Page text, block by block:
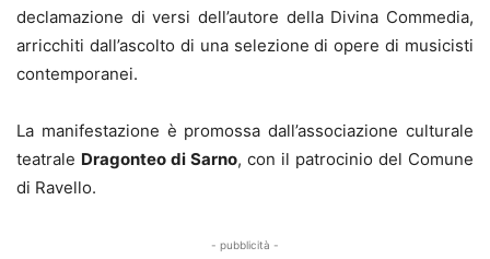
declamazione di versi dell’autore della Divina Commedia,
arricchiti dall’ascolto di una selezione di opere di musicisti
contemporanei.
La manifestazione è promossa dall’associazione culturale
teatrale Dragonteo di Sarno, con il patrocinio del Comune
di Ravello.
- pubblicità -